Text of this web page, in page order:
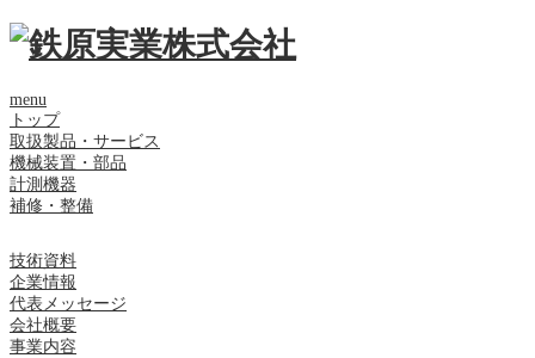
menu
トップ
取扱製品・サービス
機械装置・部品
計測機器
補修・整備
技術資料
企業情報
代表メッセージ
会社概要
事業内容